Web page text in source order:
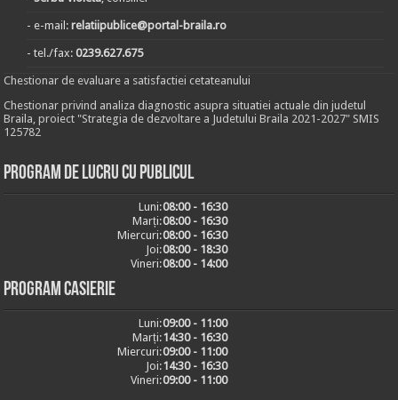
- e-mail:relatiipublice@portal-braila.ro
- tel./fax:0239.627.675
Chestionar de evaluare a satisfactiei cetateanului
Chestionar privind analiza diagnostic asupra situatiei actuale din judetul
Braila, proiect "Strategia de dezvoltare a Judetului Braila 2021-2027" SMIS
125782
Program de lucru cu publicul
Luni:08:00 - 16:30
Marți:08:00 - 16:30
Miercuri:08:00 - 16:30
Joi:08:00 - 18:30
Vineri:08:00 - 14:00
Program casierie
Luni:09:00 - 11:00
Marți:14:30 - 16:30
Miercuri:09:00 - 11:00
Joi:14:30 - 16:30
Vineri:09:00 - 11:00